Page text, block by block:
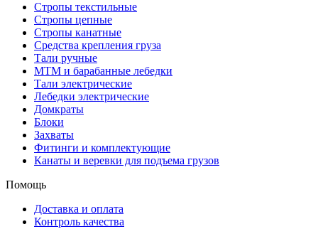
Стропы текстильные
Стропы цепные
Стропы канатные
Средства крепления груза
Тали ручные
МТМ и барабанные лебедки
Тали электрические
Лебедки электрические
Домкраты
Блоки
Захваты
Фитинги и комплектующие
Канаты и веревки для подъема грузов
Помощь
Доставка и оплата
Контроль качества